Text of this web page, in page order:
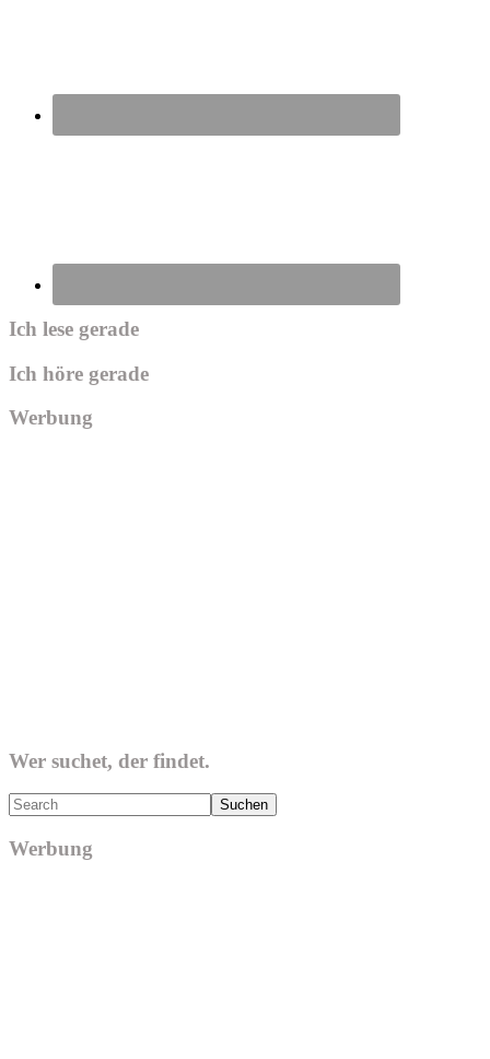
Ich lese gerade
Ich höre gerade
Werbung
Wer suchet, der findet.
Search
Werbung